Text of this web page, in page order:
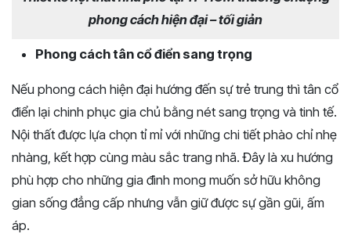
phong cách hiện đại – tối giản
Phong cách tân cổ điển sang trọng
Nếu phong cách hiện đại hướng đến sự trẻ trung thì tân cổ
điển lại chinh phục gia chủ bằng nét sang trọng và tinh tế.
Nội thất được lựa chọn tỉ mỉ với những chi tiết phào chỉ nhẹ
nhàng, kết hợp cùng màu sắc trang nhã. Đây là xu hướng
phù hợp cho những gia đình mong muốn sở hữu không
gian sống đẳng cấp nhưng vẫn giữ được sự gần gũi, ấm
áp.